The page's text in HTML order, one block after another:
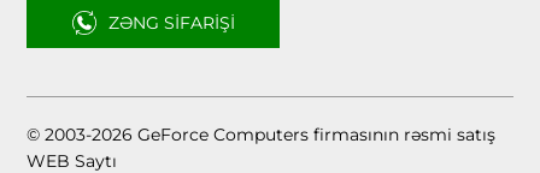
ZƏNG SIFARIŞI
© 2003-2026 GeForce Computers firmasının rəsmi satış
WEB Saytı